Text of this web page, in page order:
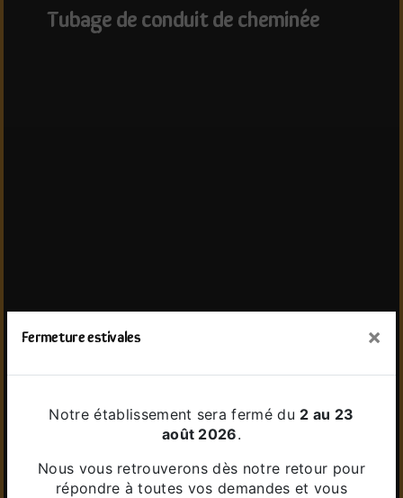
Fermeture estivales ×
Notre établissement sera fermé du 2 au 23
août 2026.
Nous vous retrouverons dès notre retour pour
répondre à toutes vos demandes et vous
tubage de conduit de cheminée